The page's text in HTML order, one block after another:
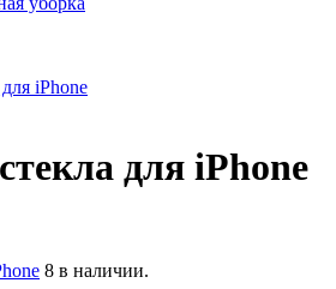
iPhone
для iPhone
8 в наличии.